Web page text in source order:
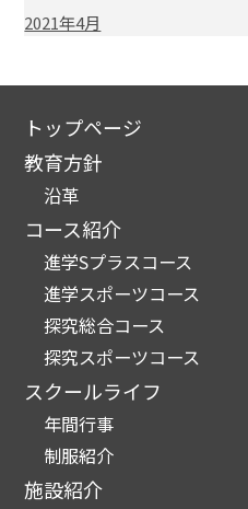
2021年4月
トップページ
教育方針
沿革
コース紹介
進学Sプラスコース
進学スポーツコース
探究総合コース
探究スポーツコース
スクールライフ
年間行事
制服紹介
施設紹介